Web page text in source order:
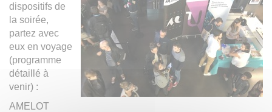
dispositifs de
la soirée,
partez avec
eux en voyage
(programme
détaillé à
venir) :
AMELOT